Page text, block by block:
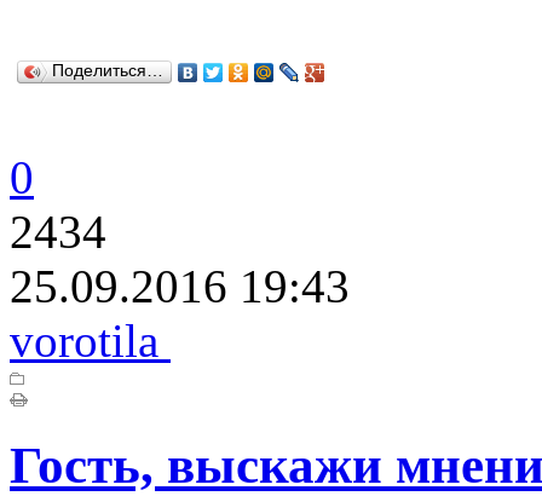
Поделиться…
0
2434
25.09.2016 19:43
vorotila
Гость, выскажи